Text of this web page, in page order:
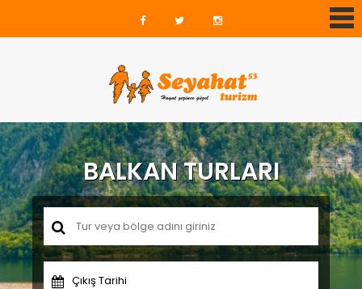
BALKAN TURLARI
Çıkış Tarihi